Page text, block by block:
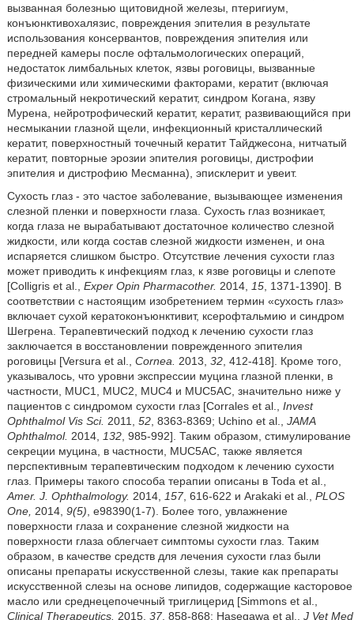
вызванная болезнью щитовидной железы, птеригиум,
конъюнктивохалязис, повреждения эпителия в результате
использования консервантов, повреждения эпителия или
передней камеры после офтальмологических операций,
недостаток лимбальных клеток, язвы роговицы, вызванные
физическими или химическими факторами, кератит (включая
стромальный некротический кератит, синдром Когана, язву
Мурена, нейротрофический кератит, кератит, развивающийся при
несмыкании глазной щели, инфекционный кристаллический
кератит, поверхностный точечный кератит Тайджесона, нитчатый
кератит, повторные эрозии эпителия роговицы, дистрофии
эпителия и дистрофию Месманна), эписклерит и увеит.
Сухость глаз - это частое заболевание, вызывающее изменения
слезной пленки и поверхности глаза. Сухость глаз возникает,
когда глаза не вырабатывают достаточное количество слезной
жидкости, или когда состав слезной жидкости изменен, и она
испаряется слишком быстро. Отсутствие лечения сухости глаз
может приводить к инфекциям глаз, к язве роговицы и слепоте
[Colligris et al., Exper Opin Pharmacother. 2014, 15, 1371-1390]. В
соответствии с настоящим изобретением термин «сухость глаз»
включает сухой кератоконъюнктивит, ксерофтальмию и синдром
Шегрена. Терапевтический подход к лечению сухости глаз
заключается в восстановлении поврежденного эпителия
роговицы [Versura et al., Cornea. 2013, 32, 412-418]. Кроме того,
указывалось, что уровни экспрессии муцина глазной пленки, в
частности, MUC1, MUC2, MUC4 и MUC5AC, значительно ниже у
пациентов с синдромом сухости глаз [Corrales et al., Invest
Ophthalmol Vis Sci. 2011, 52, 8363-8369; Uchino et al., JAMA
Ophthalmol. 2014, 132, 985-992]. Таким образом, стимулирование
секреции муцина, в частности, MUC5AC, также является
перспективным терапевтическим подходом к лечению сухости
глаз. Примеры такого способа терапии описаны в Toda et al.,
Amer. J. Ophthalmology. 2014, 157, 616-622 и Arakaki et al., PLOS
One, 2014, 9(5) , e98390(1-7). Более того, увлажнение
поверхности глаза и сохранение слезной жидкости на
поверхности глаза облегчает симптомы сухости глаз. Таким
образом, в качестве средств для лечения сухости глаз были
описаны препараты искусственной слезы, такие как препараты
искусственной слезы на основе липидов, содержащие касторовое
масло или среднецепочечный триглицерид [Simmons et al.,
Clinical Therapeutics. 2015, 37, 858-868; Hasegawa et al., J Vet Med